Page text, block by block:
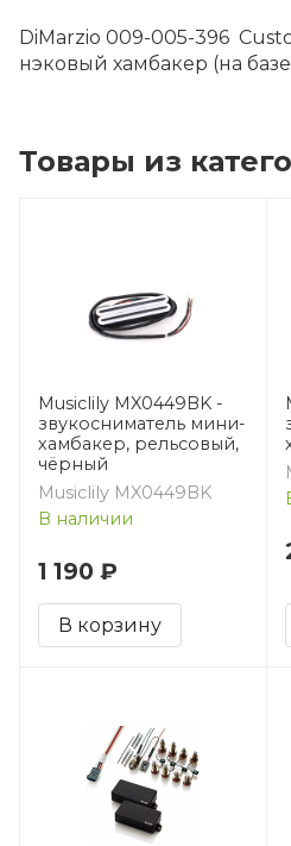
DiMarzio 009-005-396
нэковый хамбакер (на
Товары из
Musiclily MX0449BK -
звукосниматель мини-
хамбакер, рельсовый,
чёрный
Musiclily MX0449BK
В наличии
1 190 ₽
В корзину